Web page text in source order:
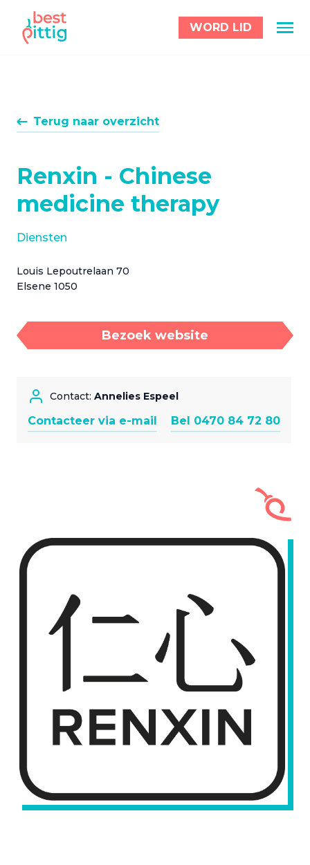
WORD LID
Terug naar overzicht
Renxin - Chinese
medicine therapy
Diensten
Louis Lepoutrelaan 70
Elsene 1050
Bezoek website
Contact: Annelies Espeel
Contacteer via e-mail Bel 0470 84 72 80